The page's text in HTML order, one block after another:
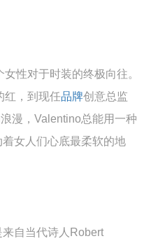
性对于时装的终极向往。
红，到现任品牌创意总监
漫，Valentino总能用一种
女人们心底最柔软的地
自当代诗人Robert